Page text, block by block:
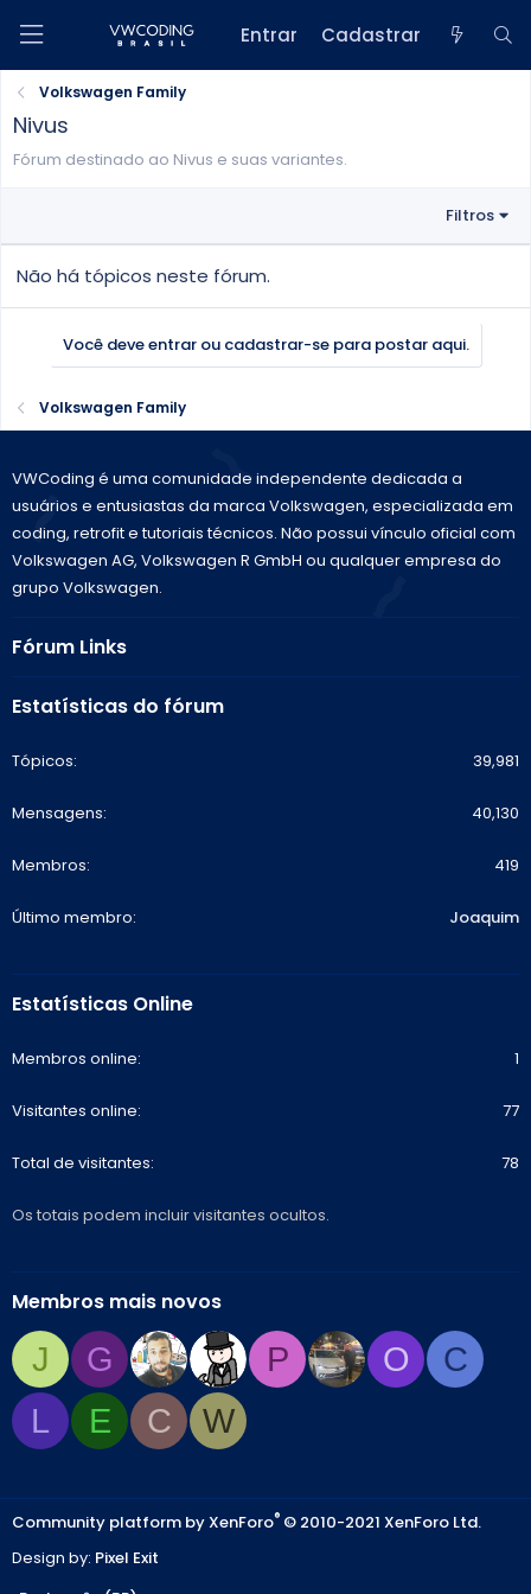
Entrar Cadastrar
Volkswagen Family
Nivus
Fórum destinado ao Nivus e suas variantes.
Filtros
Não há tópicos neste fórum.
Você deve entrar ou cadastrar-se para postar aqui.
Volkswagen Family
VWCoding é uma comunidade independente dedicada a
usuários e entusiastas da marca Volkswagen, especializada em
coding, retrofit e tutoriais técnicos. Não possui vínculo oficial com
Volkswagen AG, Volkswagen R GmbH ou qualquer empresa do
grupo Volkswagen.
Fórum Links
Estatísticas do fórum
Tópicos 39,981
Mensagens 40,130
Membros 419
Último membro Joaquim
Estatísticas Online
Membros online 1
Visitantes online 77
Total de visitantes 78
Os totais podem incluir visitantes ocultos.
Membros mais novos
J G P O
C
L
E C W
Community platform by XenForo® © 2010-2021 XenForo Ltd.
Design by: Pixel Exit